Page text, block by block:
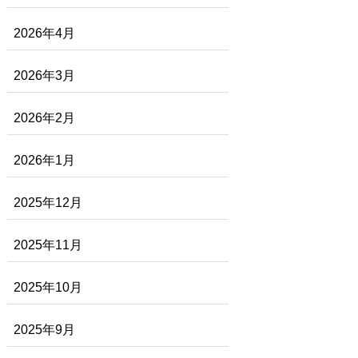
2026年4月
2026年3月
2026年2月
2026年1月
2025年12月
2025年11月
2025年10月
2025年9月